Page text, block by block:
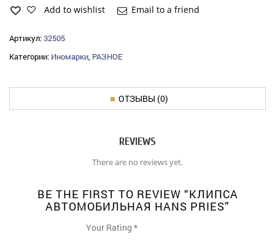
quantity
Add to wishlist Email to a friend
Артикул:32505
Категории: Иномарки, РАЗНОЕ
ОТЗЫВЫ (0)
REVIEWS
There are no reviews yet.
BE THE FIRST TO REVIEW “КЛИПСА
АВТОМОБИЛЬНАЯ HANS PRIES”
Your Rating *